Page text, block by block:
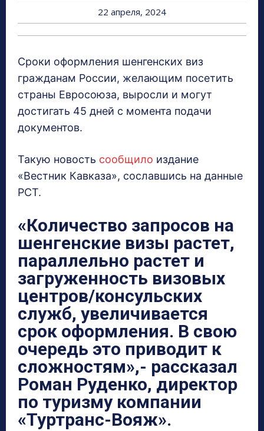
22 апреля, 2024
Сроки оформления шенгенских виз
гражданам России, желающим посетить
страны Евросоюза, выросли и могут
достигать 45 дней с момента подачи
документов.
Такую новость сообщило издание
«Вестник Кавказа», сославшись на данные
РСТ.
«Количество запросов на
шенгенские визы растет,
параллельно растет и
загруженность визовых
центров/консульских
служб, увеличивается
срок оформления. В свою
очередь это приводит к
сложностям»,- рассказал
Роман Руденко, директор
по туризму компании
«Туртранс-Вояж».